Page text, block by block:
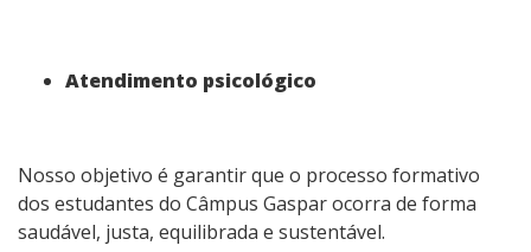
Atendimento psicológico
Nosso objetivo é garantir que o processo formativo
dos estudantes do Câmpus Gaspar ocorra de forma
saudável, justa, equilibrada e sustentável.